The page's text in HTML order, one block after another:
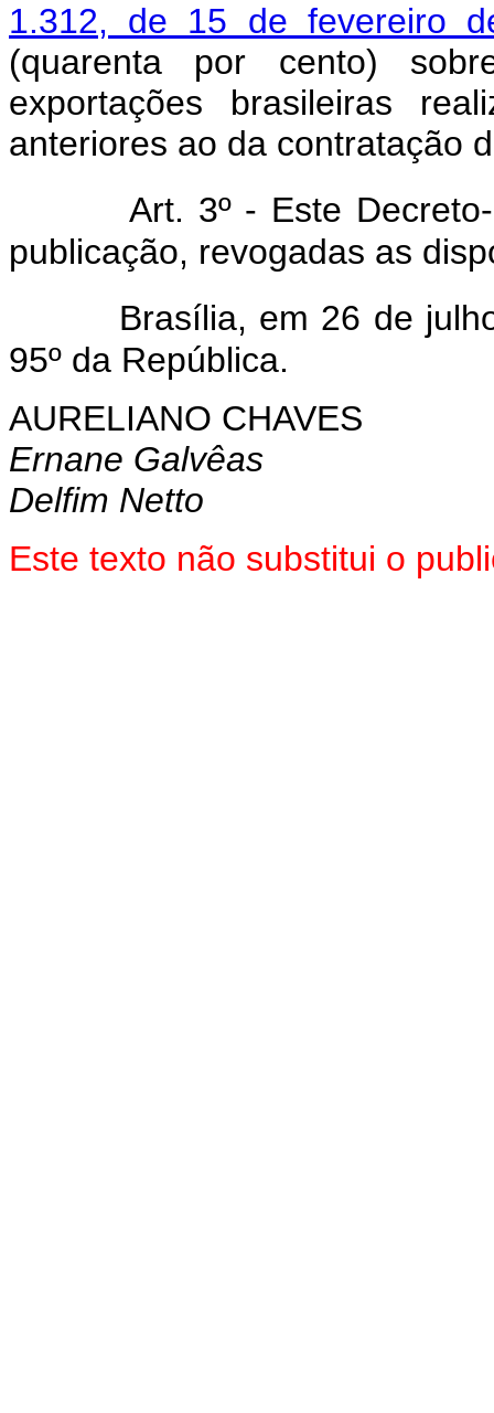
1.312, de 15 de fevereiro
(quarenta por cento)
exportações brasileiras
anteriores ao da contratação
Art. 3º - Este
publicação, revogadas as
Brasília, em 26 de
95º da República.
AURELIANO CHAVES
Ernane Galvêas
Delfim Netto
Este texto não substitui o